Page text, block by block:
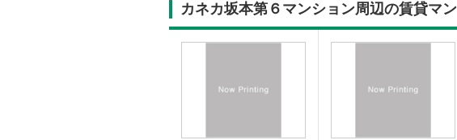
カネカ坂本第６マンション周辺の賃貸マ